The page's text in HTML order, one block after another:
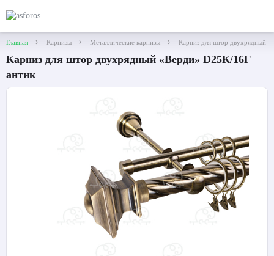
Главная Карнизы Металлические карнизы Карниз для штор двухрядный
Карниз для штор двухрядный «Верди» D25К/16Г
антик